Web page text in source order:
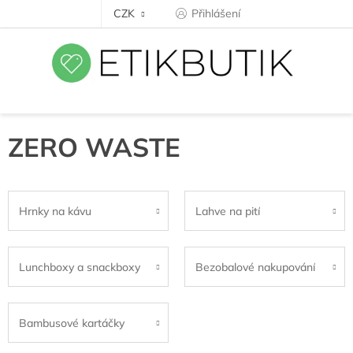
CZK Přihlášení
ZERO WASTE
Hrnky na kávu Lahve na pití
Lunchboxy a snackboxy Bezobalové nakupování
Bambusové kartáčky